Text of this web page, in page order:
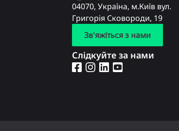
04070, Україна, м.Київ вул.
Григорія Сковороди, 19
Зв'яжіться з нами
Слідкуйте за нами